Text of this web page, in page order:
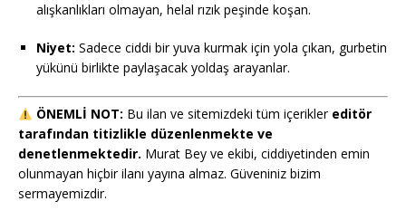
alışkanlıkları olmayan, helal rızık peşinde koşan.
Niyet: Sadece ciddi bir yuva kurmak için yola çıkan, gurbetin
yükünü birlikte paylaşacak yoldaş arayanlar.
ÖNEMLİ NOT: Bu ilan ve sitemizdeki tüm içerikler editör
tarafından titizlikle düzenlenmekte ve
denetlenmektedir. Murat Bey ve ekibi, ciddiyetinden emin
olunmayan hiçbir ilanı yayına almaz. Güveniniz bizim
sermayemizdir.